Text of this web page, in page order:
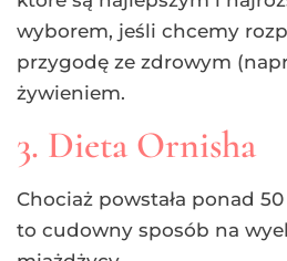
wyborem, jeśli chcemy
przygodę ze zdrowym
żywieniem.
3. Dieta Ornisha
Chociaż powstała ponad
to cudowny sposób na